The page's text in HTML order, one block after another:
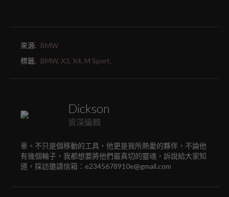
來源. BMW
標籤. BMW, X3, X4, M Sport,
Dickson
資深編輯
車。不只是個移動的工具，他更是我所熱愛的夥伴，不論他
有幾個輪子，我都想要將他們最真切的靈魂，訴說給大家知
道，採訪邀請信箱：e2345678910e@gmail.com